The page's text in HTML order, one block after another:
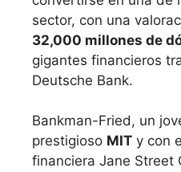
sector, con una
32,000 millones de
gigantes financieros
Deutsche Bank.
Bankman-Fried, un
prestigioso MIT y con
financiera Jane Street